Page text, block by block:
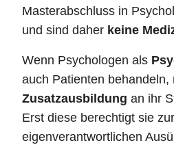
Masterabschluss in
und sind daher keine
Wenn Psychologen als
auch Patienten behandeln,
Zusatzausbildung an ihr
Erst diese berechtigt sie zur
eigenverantwortlichen